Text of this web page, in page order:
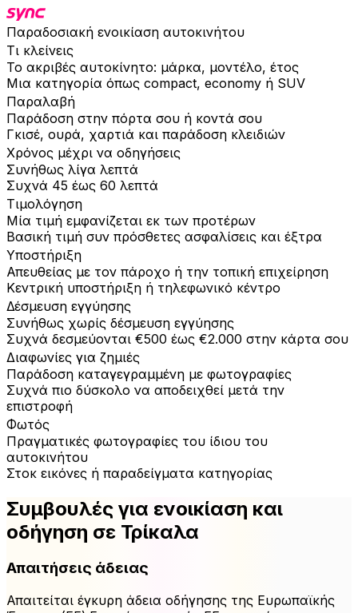
Παραδοσιακή ενοικίαση αυτοκινήτου
Τι κλείνεις
Το ακριβές αυτοκίνητο: μάρκα, μοντέλο, έτος
Μια κατηγορία όπως compact, economy ή SUV
Παραλαβή
Παράδοση στην πόρτα σου ή κοντά σου
Γκισέ, ουρά, χαρτιά και παράδοση κλειδιών
Χρόνος μέχρι να οδηγήσεις
Συνήθως λίγα λεπτά
Συχνά 45 έως 60 λεπτά
Τιμολόγηση
Μία τιμή εμφανίζεται εκ των προτέρων
Βασική τιμή συν πρόσθετες ασφαλίσεις και έξτρα
Υποστήριξη
Απευθείας με τον πάροχο ή την τοπική επιχείρηση
Κεντρική υποστήριξη ή τηλεφωνικό κέντρο
Δέσμευση εγγύησης
Συνήθως χωρίς δέσμευση εγγύησης
Συχνά δεσμεύονται €500 έως €2.000 στην κάρτα σου
Διαφωνίες για ζημιές
Παράδοση καταγεγραμμένη με φωτογραφίες
Συχνά πιο δύσκολο να αποδειχθεί μετά την
επιστροφή
Φωτός
Πραγματικές φωτογραφίες του ίδιου του
αυτοκινήτου
Στοκ εικόνες ή παραδείγματα κατηγορίας
Συμβουλές για ενοικίαση και
οδήγηση σε Τρίκαλα
Απαιτήσεις άδειας
Απαιτείται έγκυρη άδεια οδήγησης της Ευρωπαϊκής